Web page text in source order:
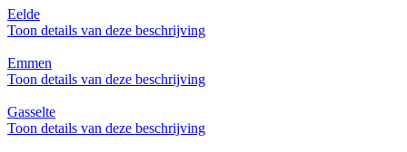
Eelde
Toon details van deze beschrijving
Emmen
Toon details van deze beschrijving
Gasselte
Toon details van deze beschrijving